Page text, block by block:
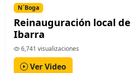
N´Boga
Reinauguración local
Ibarra
6,741 visualizaciones
Ver Video